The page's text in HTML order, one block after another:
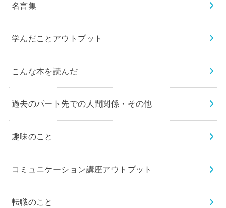
名言集
学んだことアウトプット
こんな本を読んだ
過去のパート先での人間関係・その他
趣味のこと
コミュニケーション講座アウトプット
転職のこと